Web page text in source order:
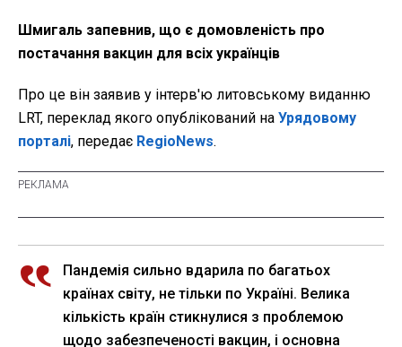
Шмигаль запевнив, що є домовленість про
постачання вакцин для всіх українців
Про це він заявив у інтерв'ю литовському виданню
LRT, переклад якого опублікований на Урядовому
порталі, передає RegioNews.
Пандемія сильно вдарила по багатьох
країнах світу, не тільки по Україні. Велика
кількість країн стикнулися з проблемою
щодо забезпеченості вакцин, і основна